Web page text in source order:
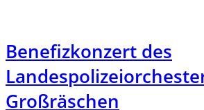
Benefizkonzert des
Großräschen